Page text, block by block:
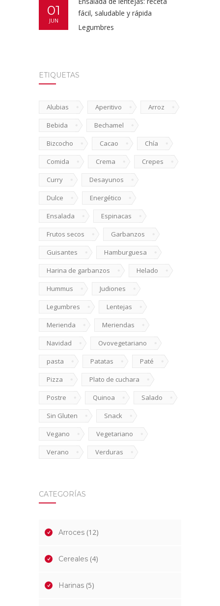
01
JUN
fácil, saludable y rápida
Legumbres
ETIQUETAS
Alubias Aperitivo Arroz
Bebida Bechamel
Bizcocho Cacao Chía
Comida Crema Crepes
Curry Desayunos
Dulce Energético
Ensalada Espinacas
Frutos secos Garbanzos
Guisantes Hamburguesa
Harina de garbanzos Helado
Hummus Judiones
Legumbres Lentejas
Merienda Meriendas
Navidad Ovovegetariano
pasta Patatas Paté
Pizza Plato de cuchara
Postre Quinoa Salado
Sin Gluten Snack
Vegano Vegetariano
Verano Verduras
CATEGORÍAS
Arroces (12)
Cereales (4)
Harinas (5)